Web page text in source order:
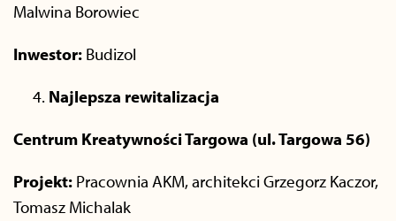
Malwina Borowiec
Inwestor: Budizol
Najlepsza rewitalizacja
Centrum Kreatywności Targowa (ul. Targowa 56)
Projekt: Pracownia AKM, architekci Grzegorz Kaczor,
Tomasz Michalak